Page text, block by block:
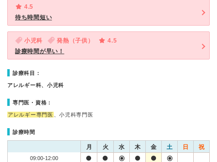
4.5
待ち時間短い
小児科 発熱（子供）
4.5
診療時間が早い！
診療科目：
アレルギー科、小児科
専門医・資格：
アレルギー専門医 、小児科専門医
診療時間
月 火 水 木 金 土 日 祝
09:00-12:00